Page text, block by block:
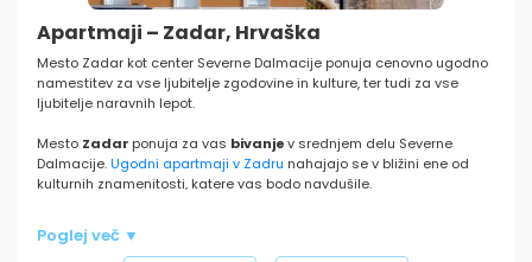
Apartmaji – Zadar, Hrvaška
Mesto Zadar kot center Severne Dalmacije ponuja cenovno ugodno
namestitev za vse ljubitelje zgodovine in kulture, ter tudi za vse
ljubitelje naravnih lepot.
Mesto Zadar ponuja za vas bivanjev srednjem delu Severne
Dalmacije.Ugodni apartmaji v Zadru nahajajo se v bližini ene od
kulturnih znamenitosti, katere vas bodo navdušile.
Potrebno je poudariti čudovito naravo in popolne plaže za poletni
dopust, ter tudi izjemno bližino drugih privlačnih turističnih mest, kot
Poglej več ▼